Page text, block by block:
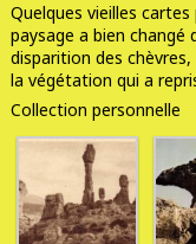
Quelques vieilles
paysage a bien changé
disparition des chèvres,
la végétation qui a
Collection personnelle